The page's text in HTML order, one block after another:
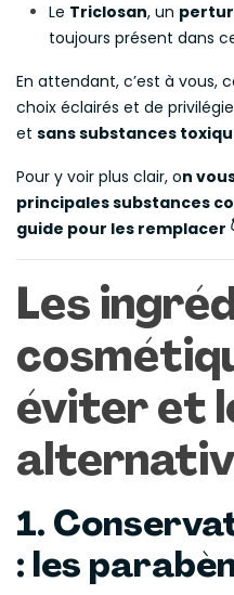
Le Triclosan, un
toujours présent dans
En attendant, c’est à vous,
choix éclairés et de
et sans substances
Pour y voir plus clair, on
principales substances
guide pour les remplacer
Les
éviter et
1.
: les